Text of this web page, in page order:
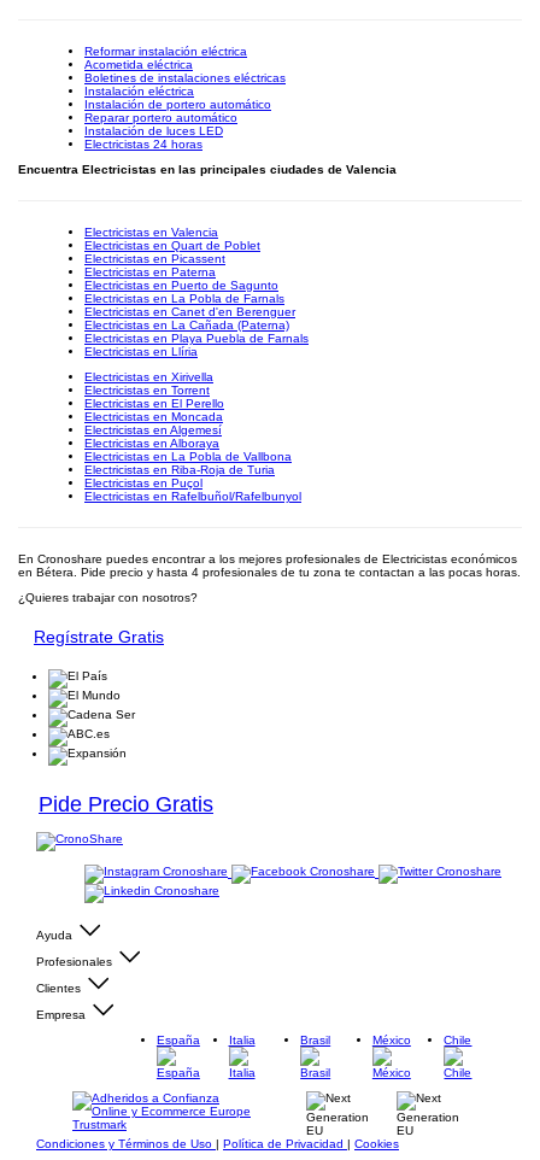
Reformar instalación eléctrica
Acometida eléctrica
Boletines de instalaciones eléctricas
Instalación eléctrica
Instalación de portero automático
Reparar portero automático
Instalación de luces LED
Electricistas 24 horas
Encuentra Electricistas en las principales ciudades de Valencia
Electricistas en Valencia
Electricistas en Quart de Poblet
Electricistas en Picassent
Electricistas en Paterna
Electricistas en Puerto de Sagunto
Electricistas en La Pobla de Farnals
Electricistas en Canet d'en Berenguer
Electricistas en La Cañada (Paterna)
Electricistas en Playa Puebla de Farnals
Electricistas en Llíria
Electricistas en Xirivella
Electricistas en Torrent
Electricistas en El Perello
Electricistas en Moncada
Electricistas en Algemesí
Electricistas en Alboraya
Electricistas en La Pobla de Vallbona
Electricistas en Riba-Roja de Turia
Electricistas en Puçol
Electricistas en Rafelbuñol/Rafelbunyol
En Cronoshare puedes encontrar a los mejores profesionales de Electricistas económicos
en Bétera. Pide precio y hasta 4 profesionales de tu zona te contactan a las pocas horas.
¿Quieres trabajar con nosotros?
Regístrate Gratis
Pide Precio Gratis
Ayuda
Profesionales
Clientes
Empresa
España
Italia Brasil México Chile
Condiciones y Términos de Uso | Política de Privacidad | Cookies